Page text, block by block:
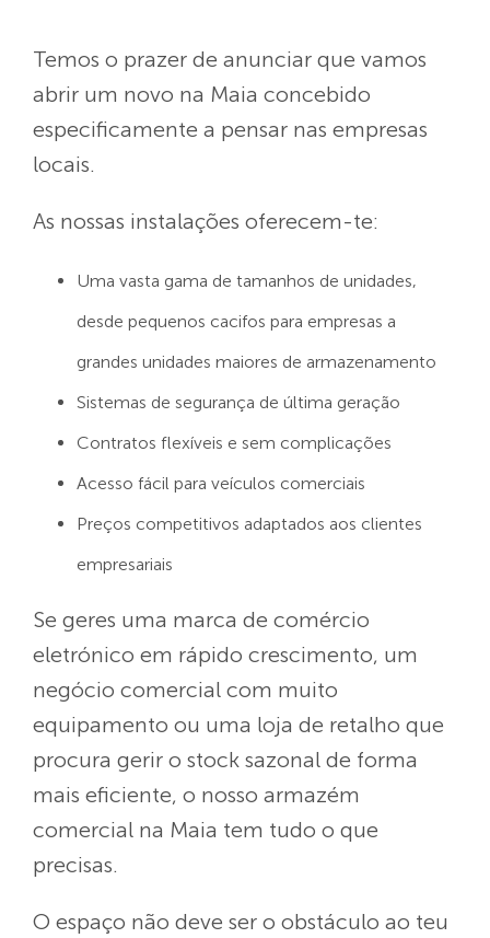
Temos o prazer de anunciar que vamos
abrir um novo na Maia concebido
especificamente a pensar nas empresas
locais.
As nossas instalações oferecem-te:
Uma vasta gama de tamanhos de unidades,
desde pequenos cacifos para empresas a
grandes unidades maiores de armazenamento
Sistemas de segurança de última geração
Contratos flexíveis e sem complicações
Acesso fácil para veículos comerciais
Preços competitivos adaptados aos clientes
empresariais
Se geres uma marca de comércio
eletrónico em rápido crescimento, um
negócio comercial com muito
equipamento ou uma loja de retalho que
procura gerir o stock sazonal de forma
mais eficiente, o nosso armazém
comercial na Maia tem tudo o que
precisas.
O espaço não deve ser o obstáculo ao teu